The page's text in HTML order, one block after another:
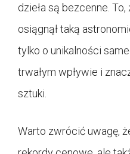
dzieła są bezcenne. To,
osiągnął taką
tylko o unikalności
trwałym wpływie i
sztuki.
Warto zwrócić uwagę,